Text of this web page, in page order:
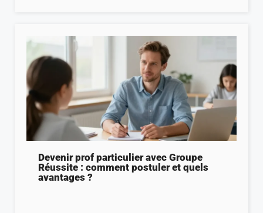
Devenir prof particulier avec Groupe
Réussite : comment postuler et quels
avantages ?